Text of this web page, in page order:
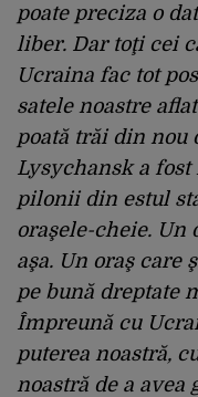
poate preciza o
liber. Dar toţi cei
Ucraina fac tot
satele noastre
poată trăi din nou
Lysychansk a
pilonii din estul
oraşele-cheie. Un
aşa. Un oraş care
pe bună dreptate
Împreună cu
puterea noastră,
noastră de a